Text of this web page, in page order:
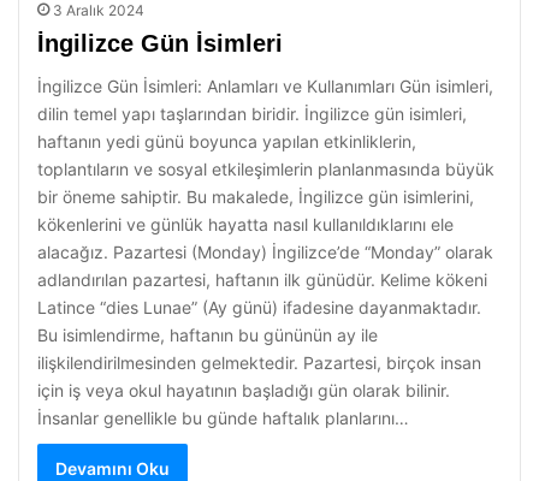
3 Aralık 2024
İngilizce Gün İsimleri
İngilizce Gün İsimleri: Anlamları ve Kullanımları Gün isimleri,
dilin temel yapı taşlarından biridir. İngilizce gün isimleri,
haftanın yedi günü boyunca yapılan etkinliklerin,
toplantıların ve sosyal etkileşimlerin planlanmasında büyük
bir öneme sahiptir. Bu makalede, İngilizce gün isimlerini,
kökenlerini ve günlük hayatta nasıl kullanıldıklarını ele
alacağız. Pazartesi (Monday) İngilizce’de “Monday” olarak
adlandırılan pazartesi, haftanın ilk günüdür. Kelime kökeni
Latince “dies Lunae” (Ay günü) ifadesine dayanmaktadır.
Bu isimlendirme, haftanın bu gününün ay ile
ilişkilendirilmesinden gelmektedir. Pazartesi, birçok insan
için iş veya okul hayatının başladığı gün olarak bilinir.
İnsanlar genellikle bu günde haftalık planlarını…
Devamını Oku